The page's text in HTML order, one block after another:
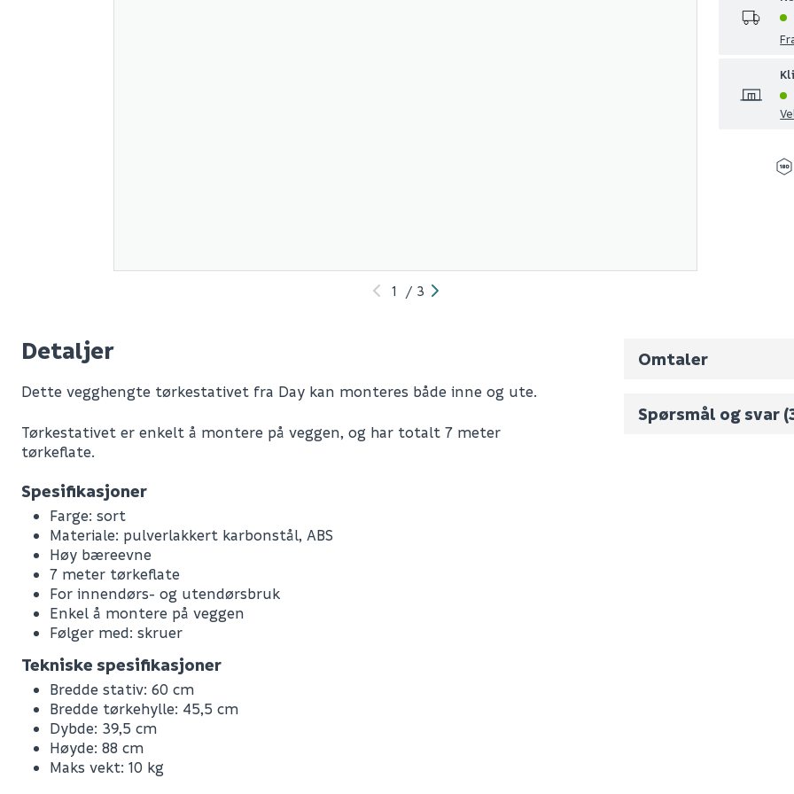
1 / 3
Detaljer
Dette vegghengte tørkestativet fra Day kan monteres både inne og ute.
Tørkestativet er enkelt å montere på veggen, og har totalt 7 meter
tørkeflate.
Spesifikasjoner
Farge: sort
Materiale: pulverlakkert karbonstål, ABS
Høy bæreevne
7 meter tørkeflate
For innendørs- og utendørsbruk
Enkel å montere på veggen
Følger med: skruer
Tekniske spesifikasjoner
Bredde stativ: 60 cm
Bredde tørkehylle: 45,5 cm
Dybde: 39,5 cm
Høyde: 88 cm
Maks vekt: 10 kg
Leverandørens varenummer
Nobb No
Vekt pr. stk / m2 (i kg)
Omtaler
Spørsmål og svar